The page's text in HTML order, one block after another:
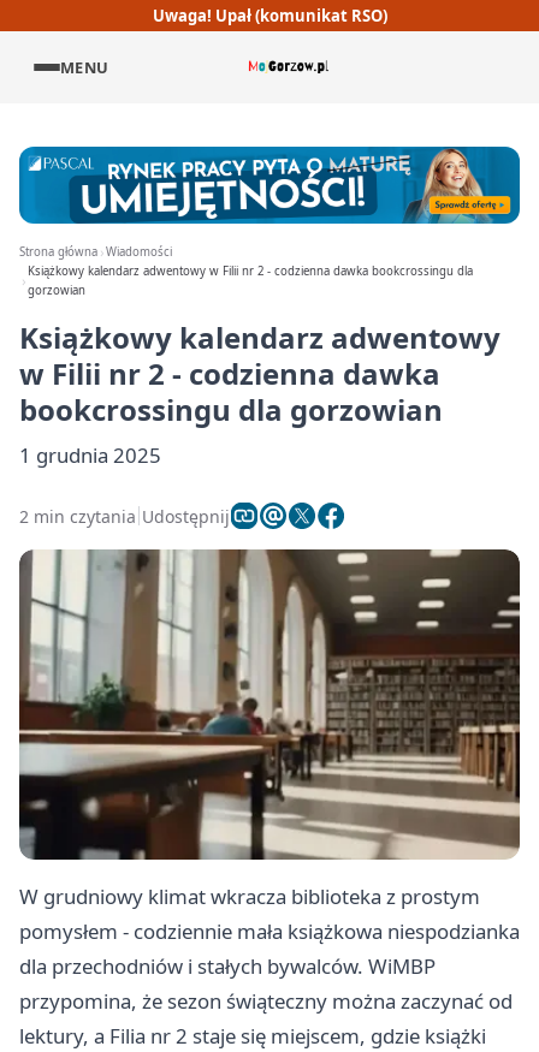
Uwaga! Upał (komunikat RSO)
MENU
Strona główna Wiadomości
Książkowy kalendarz adwentowy w Filii nr 2 - codzienna dawka bookcrossingu dla
gorzowian
Książkowy kalendarz adwentowy
w Filii nr 2 - codzienna dawka
bookcrossingu dla gorzowian
1 grudnia 2025
2 min czytania Udostępnij
W grudniowy klimat wkracza biblioteka z prostym
pomysłem - codziennie mała książkowa niespodzianka
dla przechodniów i stałych bywalców. WiMBP
przypomina, że sezon świąteczny można zaczynać od
lektury, a Filia nr 2 staje się miejscem, gdzie książki